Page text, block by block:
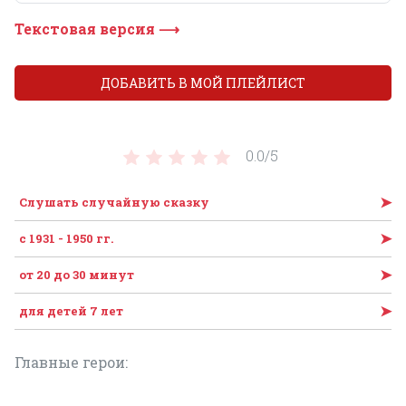
Текстовая версия ⟶
0.0/5
Слушать случайную сказку ➤
с 1931 - 1950 гг. ➤
от 20 до 30 минут ➤
для детей 7 лет ➤
Главные герои:
ДОБАВИТЬ В МОЙ ПЛЕЙЛИСТ